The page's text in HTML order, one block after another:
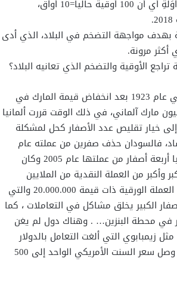
سيتم حذف الصفر الأخير(0) من الوحدات و المُسميات النقدية المُتَدَاوَلَةِ أي أن 100 أوقية حاليا=10 أواق،
بهدف مواجهة التضخم في البلاد، الذي أدى
مرونة.
الأوقية والتضخم الذي تعانيه البلاد؟
من المعروف أن ألمانيا هي أول دولة شطبت الأصفار من عملتها في عام 1923 بعد انخفاض قيمة المارك في
العالمية الأولى ليصبح الدولار الأمريكي الواحد يعادل 700 مليون مارك آلماني، في ذلك الوقت قررت ألمانيا
من الدول لجأت إلى خيار تقليص عدد الأصفار كحل لمشكلة
فالسودان حذف صفرين من عملته عام
2007 وألغت بوليفيا ثلاثة أصفار من عملتها عام 2008 وأزالت رومانيا أربعة أصفار من عملتها عام 2005 وكان
يفرض طبع أعداد أكبر وأكبر من العملة النقدية من الملايين
والمليارات وحتى الكاتريليونات كل عامين منذ عام 1981، فقد كانت العملة الورقية ذات قيمة 20.000.000 والتي
الكبير يخلق مشاكل في التعاملات ، كما
في محطة البنزين… . وهناك دول لم يغن
زيمبابوي التي ألغت التعامل بالدولار
المحلي واستبدلته بالدولار الأمريكي والراند الجنوب إفريقي، بعدما وصل سعر السنت الأمريكي الواحد إلى 500